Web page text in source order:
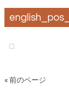
« 前のページ